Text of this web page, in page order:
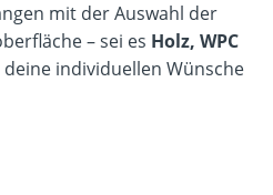
mit der Auswahl der
– sei es Holz, WPC
individuellen Wünsche